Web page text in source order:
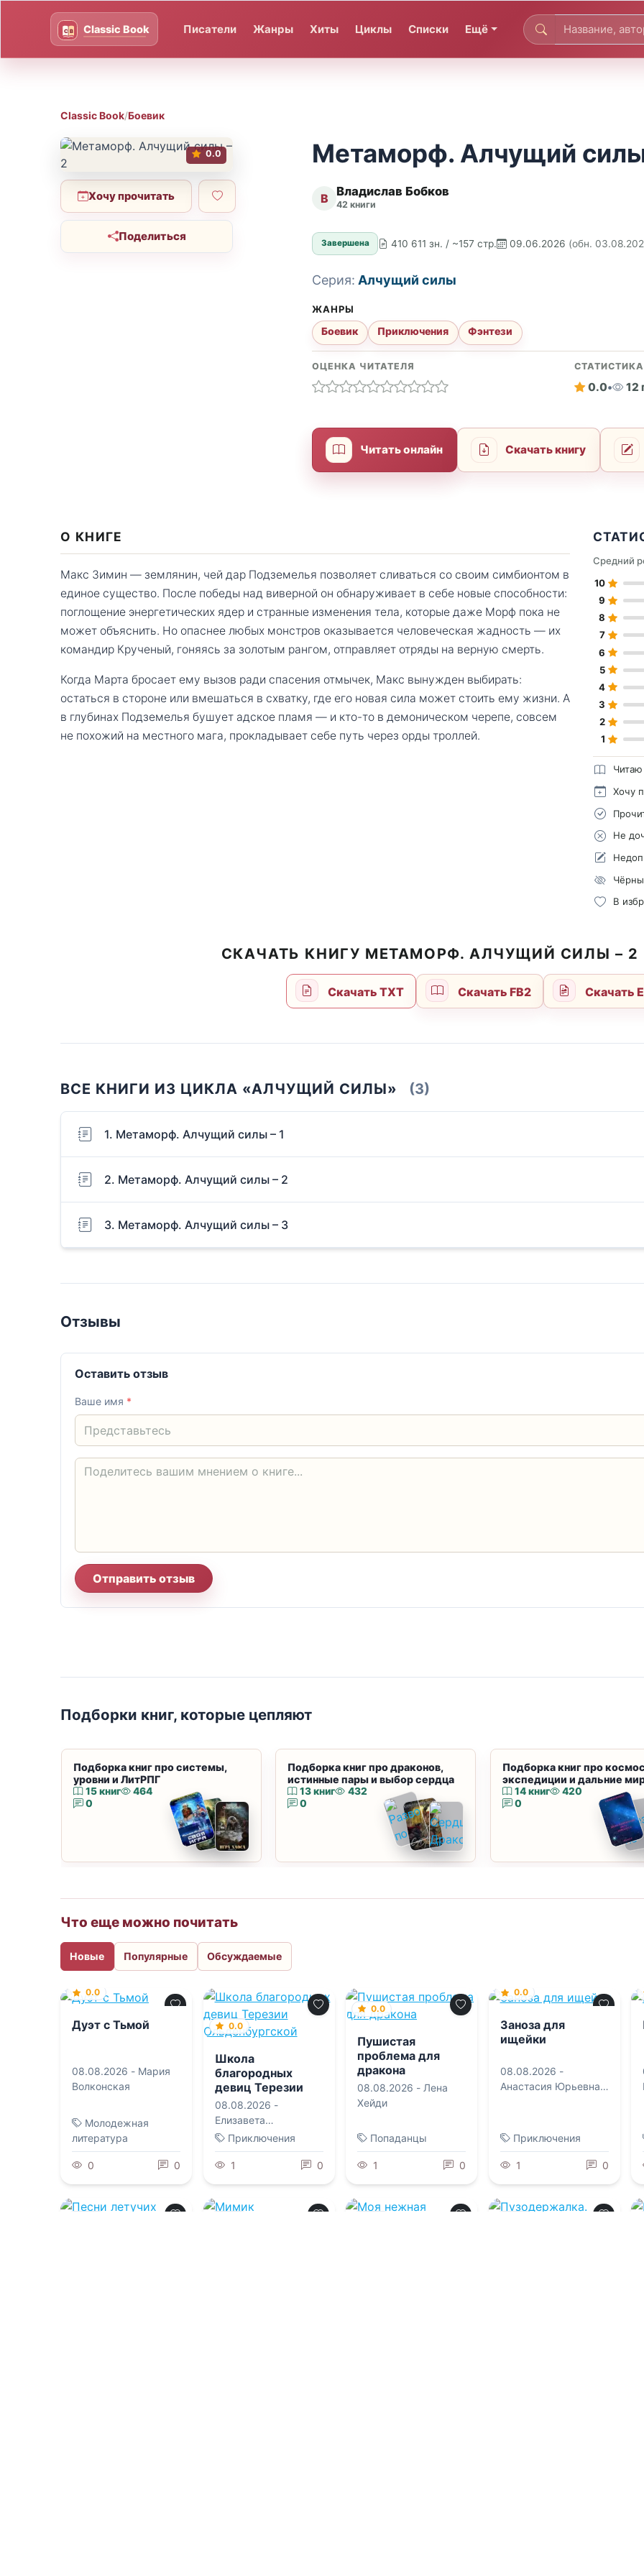
Писатели Жанры Хиты Циклы Списки Ещё
Classic Book/Боевик
0.0
Хочу прочитать
Поделиться
Метаморф. Алчущий
В Владислав Бобков
42 книги
Завершена 410 611 зн. / ~157 стр. 09.06.2026 (обн.
Серия: Алчущий силы
ЖАНРЫ
Боевик Приключения Фэнтези
ОЦЕНКА ЧИТАТЕЛЯ СТАТИСТИКА
0.0• 12
Читать онлайн Скачать книгу
О КНИГЕ
Макс Зимин — землянин, чей дар Подземелья позволяет сливаться со своим симбионтом в
единое существо. После победы над виверной он обнаруживает в себе новые способности:
поглощение энергетических ядер и странные изменения тела, которые даже Морф пока не
может объяснить. Но опаснее любых монстров оказывается человеческая жадность — их
командир Крученый, гоняясь за золотым рангом, отправляет отряды на верную смерть.
Когда Марта бросает ему вызов ради спасения отмычек, Макс вынужден выбирать:
остаться в стороне или вмешаться в схватку, где его новая сила может стоить ему жизни. А
в глубинах Подземелья бушует адское пламя — и кто-то в демоническом черепе, совсем
не похожий на местного мага, прокладывает себе путь через орды троллей.
Средний
10
9
8
7
6
5
4
3
2
1
Читаю
Хочу
Не
В
СКАЧАТЬ КНИГУ МЕТАМОРФ. АЛЧУЩИЙ СИЛЫ – 2
Скачать TXT Скачать FB2 Скачать
ВСЕ КНИГИ ИЗ ЦИКЛА «АЛЧУЩИЙ СИЛЫ» (3)
1. Метаморф. Алчущий силы – 1
2. Метаморф. Алчущий силы – 2
3. Метаморф. Алчущий силы – 3
Отзывы
Оставить отзыв
Ваше имя *
Отправить отзыв
Подборки книг, которые цепляют
Подборка книг про системы,
уровни и ЛитРПГ
15 книг
464
0
Подборка книг про драконов,
истинные пары и выбор сердца
13 книг
432
0
Подборка книг про
экспедиции и дальние
14 книг
420
0
Что еще можно почитать
Новые Популярные Обсуждаемые
0.0
Дуэт с Тьмой
08.08.2026 - Мария
Волконская
Молодежная
литература
0 0
0.0
Школа
благородных
девиц Терезии
Ольденбургской
08.08.2026 -
Елизавета
Владимировна
Соболянская
Приключения
1 0
0.0
Пушистая
проблема для
дракона
08.08.2026 - Лена
Хейди
Попаданцы
1 0
0.0
Заноза для
ищейки
08.08.2026 -
Анастасия Юрьевна
Приключения
1 0